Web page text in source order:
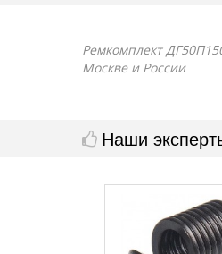
Ремкомплект
Москве и России
Наши